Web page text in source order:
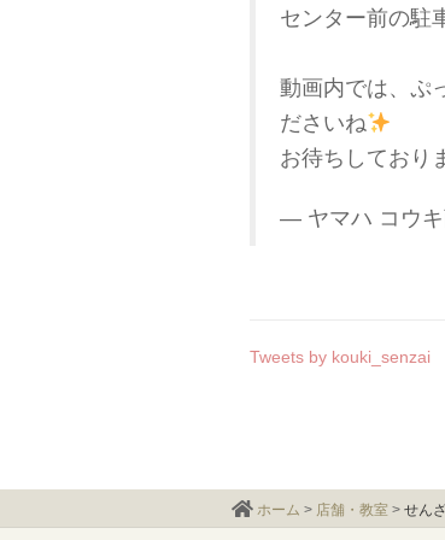
センター前の駐
動画内では、ぷ
ださいね
お待ちしており
— ヤマハ コウキ
Tweets by kouki_senzai
ホーム > 店舗・教室 > せん